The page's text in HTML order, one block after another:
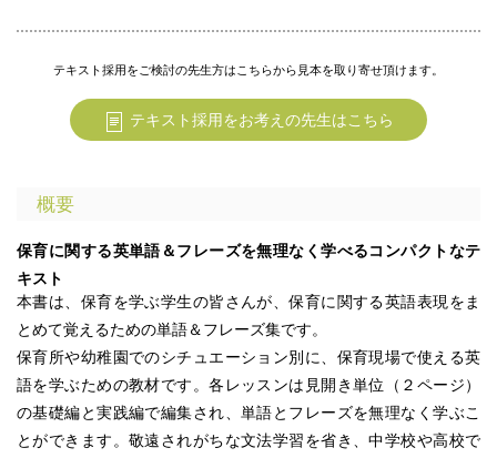
テキスト採用をご検討の先生方はこちらから見本を取り寄せ頂けます。
テキスト採用をお考えの先生はこちら
概要
保育に関する英単語＆フレーズを無理なく学べるコンパクトなテ
キスト
本書は、保育を学ぶ学生の皆さんが、保育に関する英語表現をま
とめて覚えるための単語＆フレーズ集です。
保育所や幼稚園でのシチュエーション別に、保育現場で使える英
語を学ぶための教材です。各レッスンは見開き単位（２ページ）
の基礎編と実践編で編集され、単語とフレーズを無理なく学ぶこ
とができます。敬遠されがちな文法学習を省き、中学校や高校で